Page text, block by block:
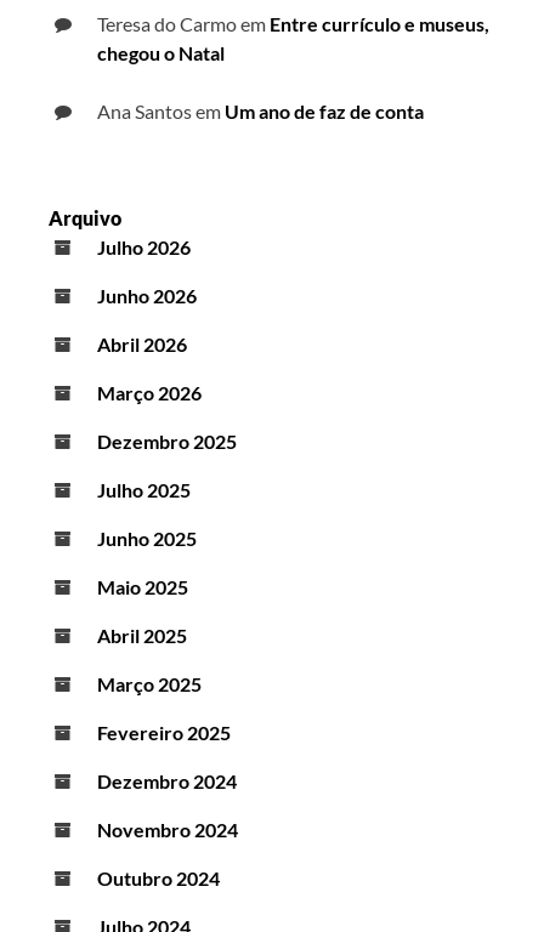
Teresa do Carmoem Entre currículo e museus,
chegou o Natal
Ana Santosem Um ano de faz de conta
Arquivo
Julho 2026
Junho 2026
Abril 2026
Março 2026
Dezembro 2025
Julho 2025
Junho 2025
Maio 2025
Abril 2025
Março 2025
Fevereiro 2025
Dezembro 2024
Novembro 2024
Outubro 2024
Julho 2024